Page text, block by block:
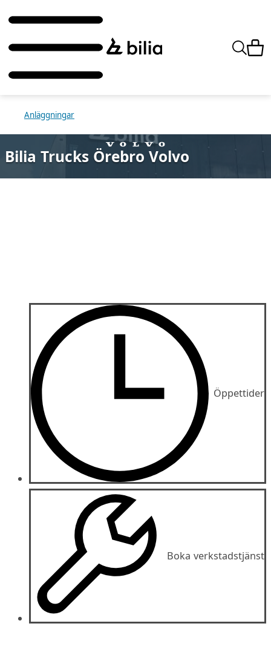
Anläggningar
Bilia Trucks Örebro Volvo
Öppettider
Boka verkstadstjänst